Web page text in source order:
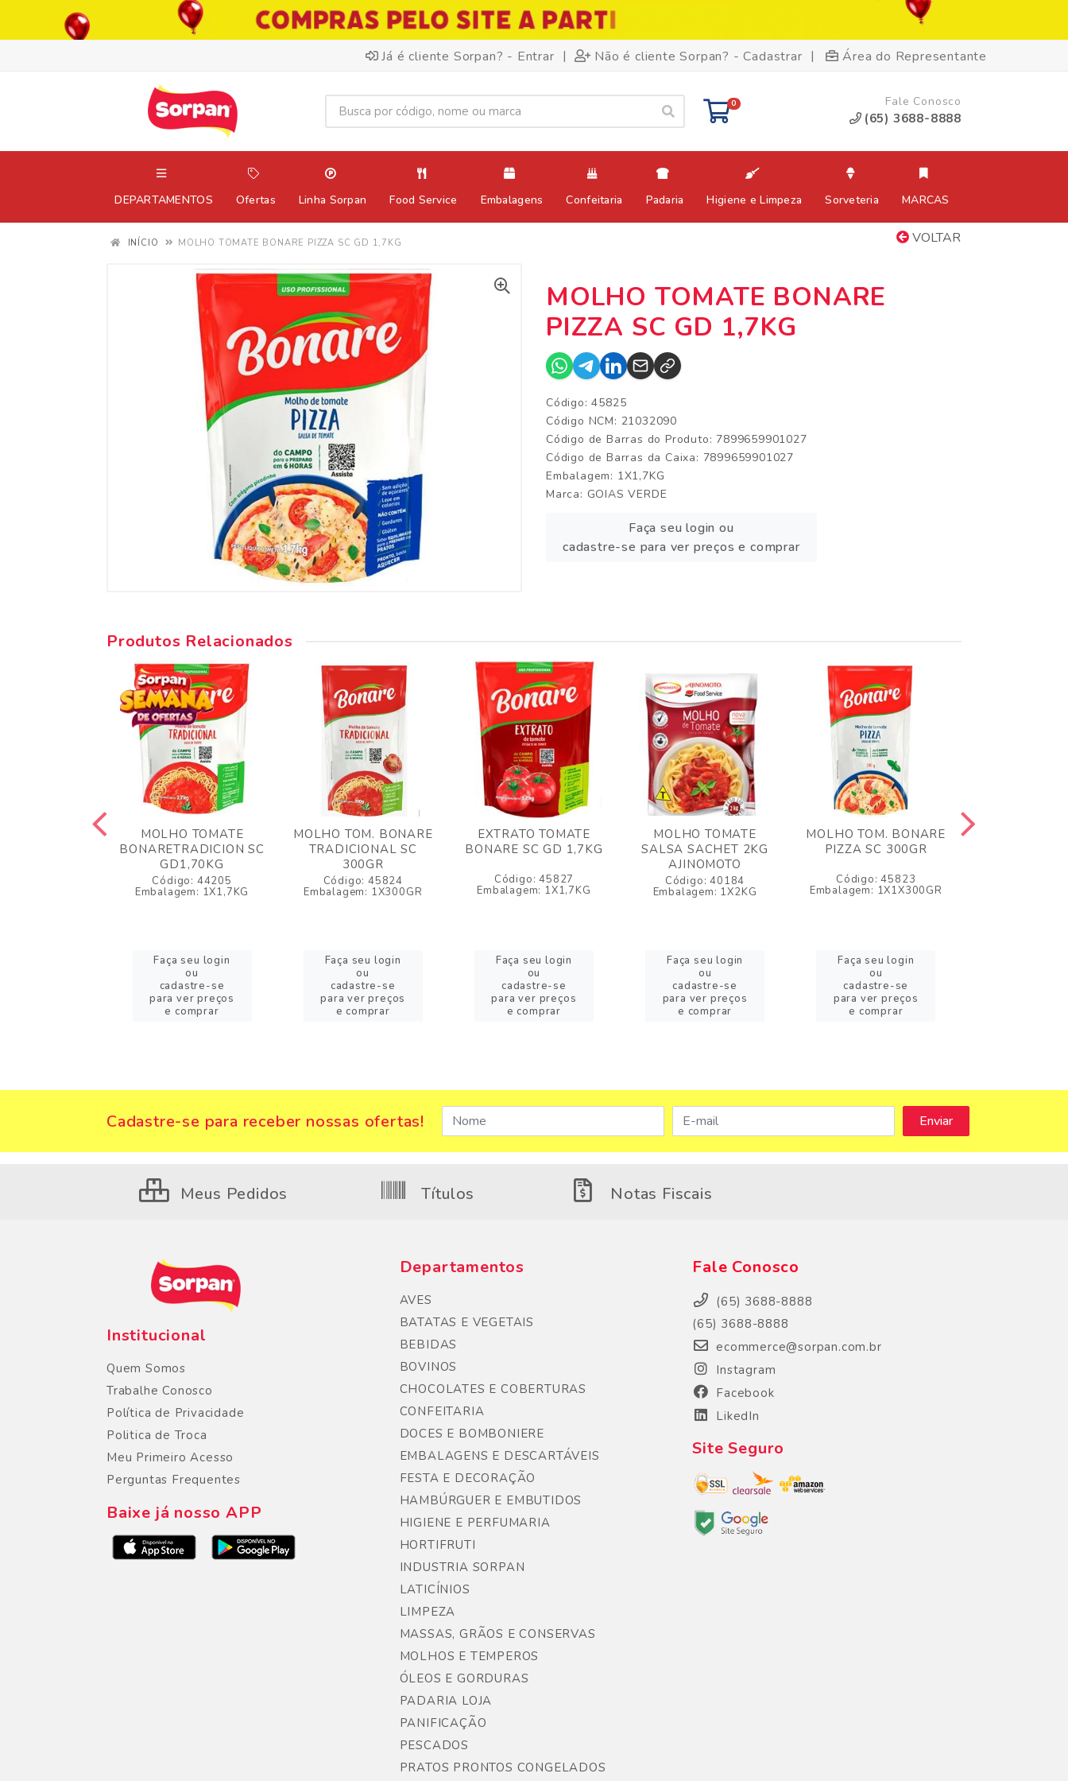
Já é cliente Sorpan? - Entrar | Não é cliente Sorpan? - Cadastrar | Área do Representante
0 Fale Conosco
(65) 3688-8888
DEPARTAMENTOS Ofertas Linha Sorpan Food Service Embalagens Confeitaria Padaria Higiene e Limpeza Sorveteria MARCAS
VOLTAR
INÍCIO MOLHO TOMATE BONARE PIZZA SC GD 1,7KG
MOLHO TOMATE BONARE
PIZZA SC GD 1,7KG
Código: 45825
Código NCM: 21032090
Código de Barras do Produto: 7899659901027
Código de Barras da Caixa: 7899659901027
Embalagem: 1X1,7KG
Marca: GOIAS VERDE
Faça seu login ou
cadastre-se para ver preços e comprar
Produtos Relacionados
MOLHO TOMATE
BONARETRADICION SC
GD1,70KG
Código: 44205
Embalagem: 1X1,7KG
Faça seu login
ou
cadastre-se
para ver preços
e comprar
MOLHO TOM. BONARE
TRADICIONAL SC
300GR
Código: 45824
Embalagem: 1X300GR
Faça seu login
ou
cadastre-se
para ver preços
e comprar
EXTRATO TOMATE
BONARE SC GD 1,7KG
Código: 45827
Embalagem: 1X1,7KG
Faça seu login
ou
cadastre-se
para ver preços
e comprar
MOLHO TOMATE
SALSA SACHET 2KG
AJINOMOTO
Código: 40184
Embalagem: 1X2KG
Faça seu login
ou
cadastre-se
para ver preços
e comprar
MOLHO TOM. BONARE
PIZZA SC 300GR
Código: 45823
Embalagem: 1X1X300GR
Faça seu login
ou
cadastre-se
para ver preços
e comprar
Cadastre-se para receber nossas ofertas!
Meus Pedidos Títulos Notas Fiscais
Institucional
Quem Somos
Trabalhe Conosco
Política de Privacidade
Politica de Troca
Meu Primeiro Acesso
Perguntas Frequentes
Baixe já nosso APP
Departamentos
AVES
BATATAS E VEGETAIS
BEBIDAS
BOVINOS
CHOCOLATES E COBERTURAS
CONFEITARIA
DOCES E BOMBONIERE
EMBALAGENS E DESCARTÁVEIS
FESTA E DECORAÇÃO
HAMBÚRGUER E EMBUTIDOS
HIGIENE E PERFUMARIA
HORTIFRUTI
INDUSTRIA SORPAN
LATICÍNIOS
LIMPEZA
MASSAS, GRÃOS E CONSERVAS
MOLHOS E TEMPEROS
ÓLEOS E GORDURAS
PADARIA LOJA
PANIFICAÇÃO
PESCADOS
PRATOS PRONTOS CONGELADOS
Fale Conosco
(65) 3688-8888
(65) 3688-8888
ecommerce@sorpan.com.br
Instagram
Facebook
LikedIn
Site Seguro